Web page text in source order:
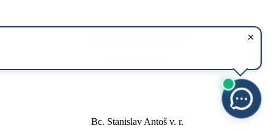
Bc. Stanislav Antoš v. r.